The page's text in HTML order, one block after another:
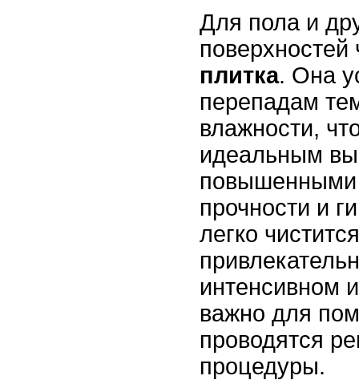
Для пола и
поверхностей
плитка. Она
перепадам
влажности,
идеальным
повышенными
прочности и
легко
интенсивном
важно для
проводятся
процедуры.